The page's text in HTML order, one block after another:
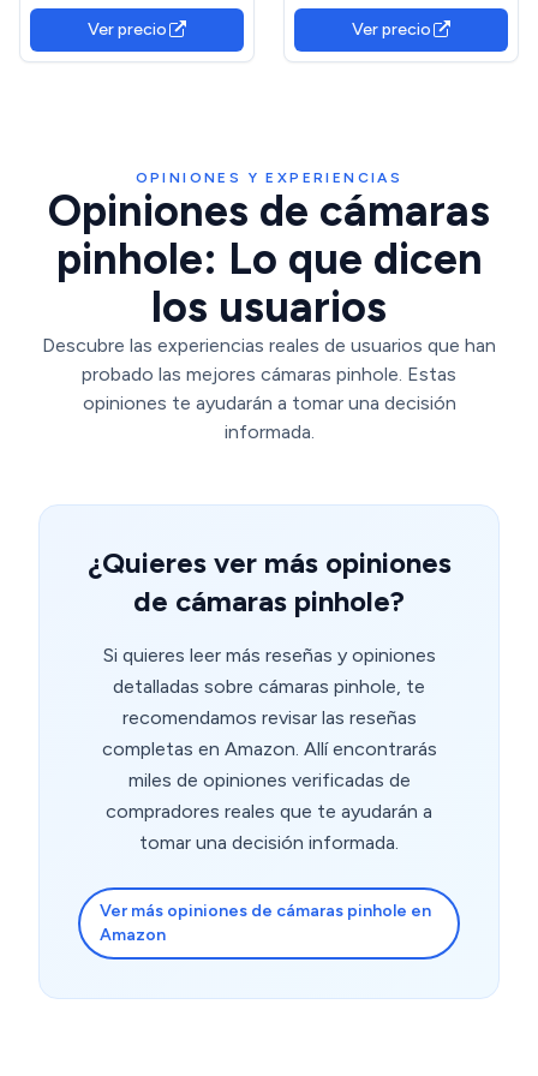
Movimiento, grabación en
Bucle, visión Nocturna
automática, Sensor de
Ver precio
de la Batería, Detección De
Movimiento, Free 32GB, Sin
Wi-Fi
Ver precio
OPINIONES Y EXPERIENCIAS
Opiniones de cámaras
pinhole: Lo que dicen
los usuarios
Descubre las experiencias reales de usuarios que han
probado las mejores cámaras pinhole. Estas
opiniones te ayudarán a tomar una decisión
informada.
¿Quieres ver más opiniones
de cámaras pinhole?
Si quieres leer más reseñas y opiniones
detalladas sobre cámaras pinhole, te
recomendamos revisar las reseñas
completas en Amazon. Allí encontrarás
miles de opiniones verificadas de
compradores reales que te ayudarán a
tomar una decisión informada.
Ver más opiniones de cámaras pinhole en
Amazon